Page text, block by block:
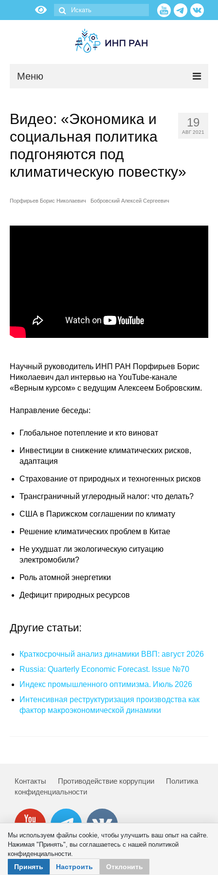
Меню
О нас
Научные подразделения
Публикации
Издания
Проблемы прогнозирования
Редакционная этика
Информация для авторов
Общие требования
О журнале
Общие требования
Стандарты оформления
Семинары
Inforum
Ученый совет
Материалы
19
АВГ 2021
Видео: «Экономика и
социальная политика
подгоняются под
климатическую повестку»
Порфирьев Борис Николаевич Бобровский Алексей Сергеевич
Научный руководитель ИНП РАН Порфирьев Борис
Николаевич дал интервью на YouTube-канале
«Верным курсом» с ведущим Алексеем Бобровским.
Направление беседы:
Глобальное потепление и кто виноват
Инвестиции в снижение климатических рисков,
адаптация
Страхование от природных и техногенных рисков
Трансграничный углеродный налог: что делать?
США в Парижском соглашении по климату
Решение климатических проблем в Китае
Не ухудшат ли экологическую ситуацию
электромобили?
Роль атомной энергетики
Дефицит природных ресурсов
Другие статьи:
Краткосрочный анализ динамики ВВП: август 2026
Russia: Quarterly Economic Forecast. Issue №70
Индекс промышленного оптимизма. Июль 2026
Интенсивная реструктуризация производства как
фактор макроэкономической динамики
Контакты Противодействие коррупции
Политика
конфиденциальности
© 2026 ИНП РАН
Мы используем файлы cookie, чтобы улучшить ваш опыт на сайте.
Нажимая "Принять", вы соглашаетесь с нашей политикой
конфиденциальности.
Принять Настроить Отклонить